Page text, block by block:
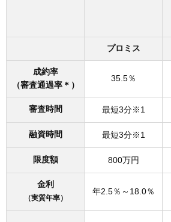
プロミス
成約率
（審査通過率＊）
35.5％
審査時間 最短3分※1
融資時間 最短3分※1
限度額 800万円
金利
（実質年率）
年2.5％～18.0％